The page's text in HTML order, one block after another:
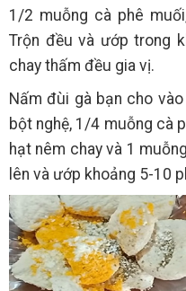
1/2 muỗng cà phê
Trộn đều và ướp trong
chay thấm đều gia vị.
Nấm đùi gà bạn cho
bột nghệ, 1/4 muỗng cà
hạt nêm chay và 1
lên và ướp khoảng 5-10